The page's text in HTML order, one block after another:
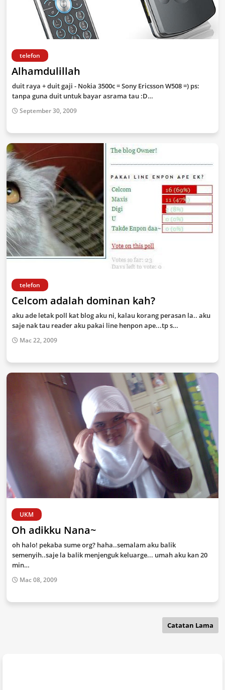
telefon
Alhamdulillah
duit raya + duit gaji - Nokia 3500c = Sony Ericsson W508 =) ps:
tanpa guna duit untuk bayar asrama tau :D…
September 30, 2009
telefon
Celcom adalah dominan kah?
aku ade letak poll kat blog aku ni, kalau korang perasan la.. aku
saje nak tau reader aku pakai line henpon ape...tp s…
Mac 22, 2009
UKM
Oh adikku Nana~
oh halo! pekaba sume org? haha..semalam aku balik
semenyih..saje la balik menjenguk keluarge... umah aku kan 20
min…
Mac 08, 2009
Catatan Lama